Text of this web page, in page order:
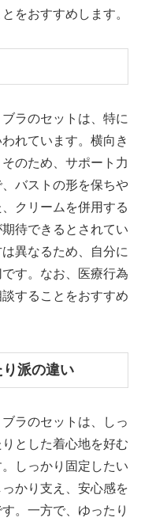
をおすすめします。
ラのセットは、特に
れています。横向き
のため、サポート力
バストの形を保ちや
クリームを併用する
待できるとされてい
異なるため、自分に
す。なお、医療行為
することをおすすめ
派の違い
ラのセットは、しっ
とした着心地を好む
しっかり固定したい
かり支え、安心感を
。一方で、ゆったり